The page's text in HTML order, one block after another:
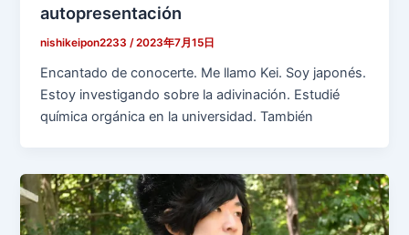
autopresentación
nishikeipon2233/2023年7月15日
Encantado de conocerte. Me llamo Kei. Soy japonés.
Estoy investigando sobre la adivinación. Estudié
química orgánica en la universidad. También